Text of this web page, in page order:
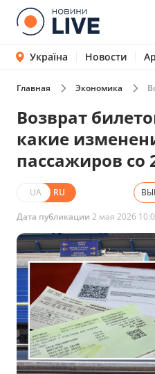
Україна Новости
Главная Экономика
Возврат
какие
пассажиров со
UA RU
Дата публикации 2 мая 2026